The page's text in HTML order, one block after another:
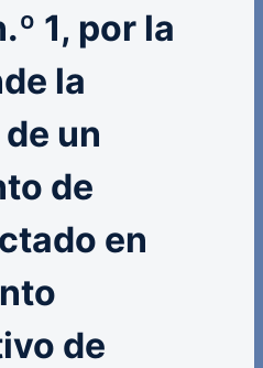
1, por la
la
un
de
en
de